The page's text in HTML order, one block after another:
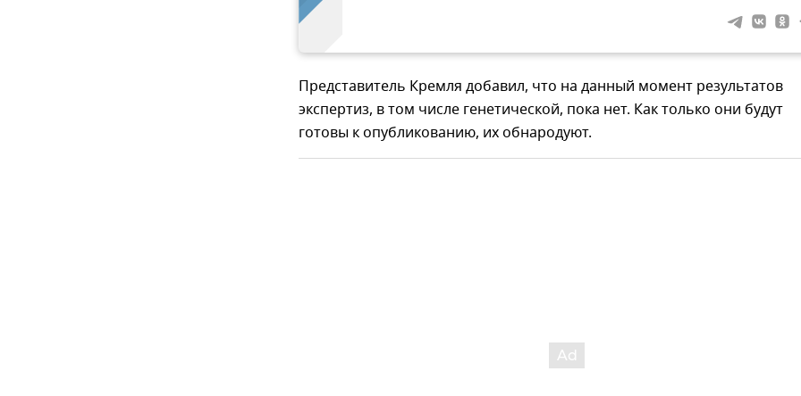
Представитель Кремля добавил, что на данный момент результатов
экспертиз, в том числе генетической, пока нет. Как только они будут
готовы к опубликованию, их обнародуют.